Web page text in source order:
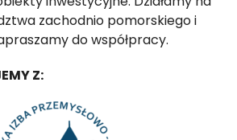
zachodnio pomorskiego i
do współpracy.
Z: